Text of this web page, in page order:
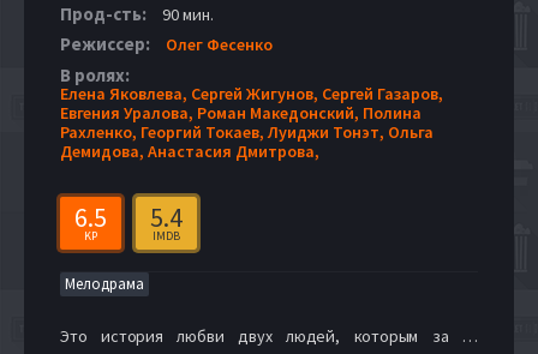
Прод-сть: 90 мин.
Режиссер: Олег Фесенко
В ролях:
Елена Яковлева, Сергей Жигунов, Сергей Газаров,
Евгения Уралова, Роман Македонский, Полина
Рахленко, Георгий Токаев,Луиджи Тонэт, Ольга
Демидова, Анастасия Дмитрова,
6.5
KP
5.4
IMDB
Мелодрама
Это история любви двух людей, которым за …